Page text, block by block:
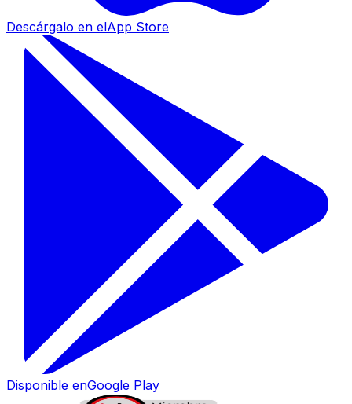
Descárgalo en elApp Store
Disponible enGoogle Play